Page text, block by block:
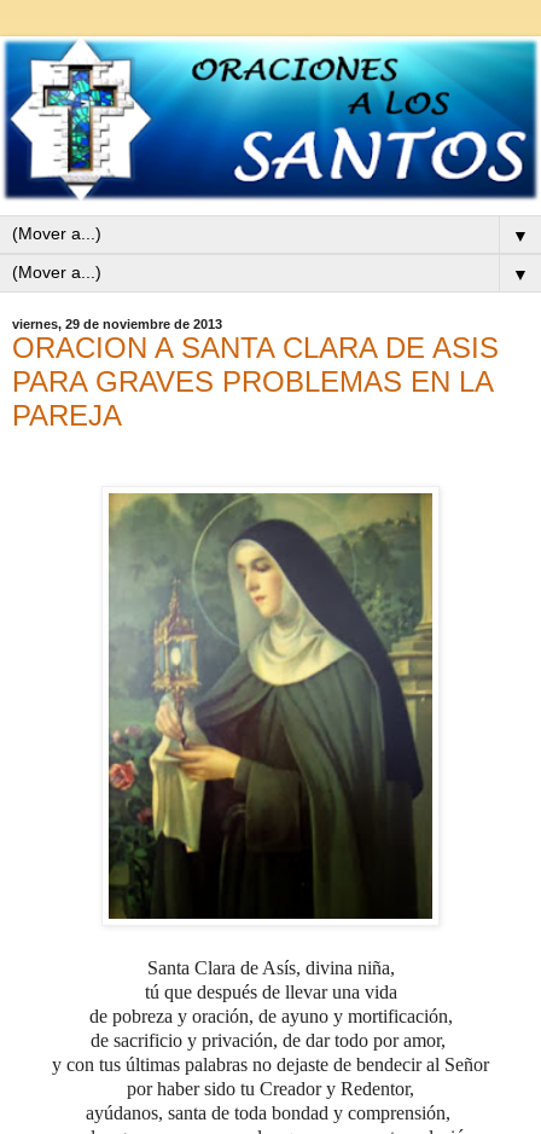
▼
▼
viernes, 29 de noviembre de 2013
ORACION A SANTA CLARA DE ASIS
PARA GRAVES PROBLEMAS EN LA
PAREJA
Santa Clara de Asís, divina niña,
tú que después de llevar una vida
de pobreza y oración, de ayuno y mortificación,
de sacrificio y privación, de dar todo por amor,
y con tus últimas palabras no dejaste de bendecir al Señor
por haber sido tu Creador y Redentor,
ayúdanos, santa de toda bondad y comprensión,